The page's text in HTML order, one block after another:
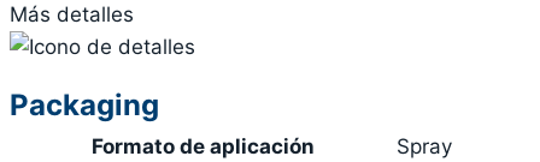
Más detalles
Packaging
Formato de aplicación
Spray